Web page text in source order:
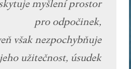
myšlení prostor
pro odpočinek,
však nezpochybňuje
jeho užitečnost, úsudek